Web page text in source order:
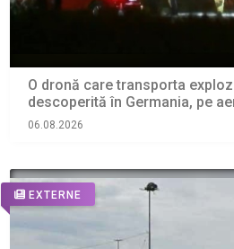
O dronă care transporta
descoperită în Germania, pe
06.08.2026
EXTERNE